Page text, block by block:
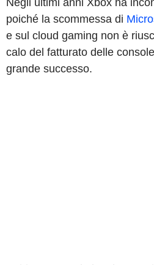
poiché la scommessa di
e sul cloud gaming non è
calo del fatturato delle
grande successo.